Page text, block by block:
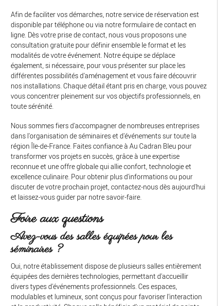
Afin de faciliter vos démarches, notre service de réservation est
disponible par téléphone ou via notre formulaire de contact en
ligne. Dès votre prise de contact, nous vous proposons une
consultation gratuite pour définir ensemble le format et les
modalités de votre événement. Notre équipe se déplace
également, si nécessaire, pour vous présenter sur place les
différentes possibilités d'aménagement et vous faire découvrir
nos installations. Chaque détail étant pris en charge, vous pouvez
vous concentrer pleinement sur vos objectifs professionnels, en
toute sérénité.
Nous sommes fiers d'accompagner de nombreuses entreprises
dans l'organisation de séminaires et d'événements sur toute la
région Île-de-France. Faites confiance à Au Cadran Bleu pour
transformer vos projets en succès, grâce à une expertise
reconnue et une offre globale qui allie confort, technologie et
excellence culinaire. Pour obtenir plus d'informations ou pour
discuter de votre prochain projet, contactez-nous dès aujourd'hui
et laissez-vous guider par notre savoir-faire.
Foire aux questions
Avez-vous des salles équipées pour les
séminaires ?
Oui, notre établissement dispose de plusieurs salles entièrement
équipées des dernières technologies, permettant d'accueillir
divers types d'événements professionnels. Ces espaces,
modulables et lumineux, sont conçus pour favoriser l'interaction